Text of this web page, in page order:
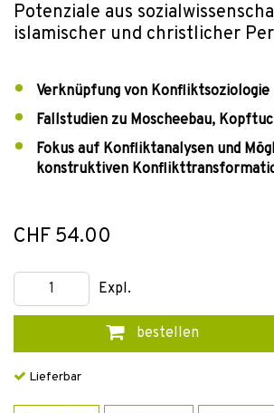
Potenziale aus
islamischer und christlicher
Verknüpfung von Konfliktsoziologie
Fallstudien zu Moscheebau,
Fokus auf Konfliktanalysen und
konstruktiven
CHF 54.00
Expl.
bestellen
Lieferbar